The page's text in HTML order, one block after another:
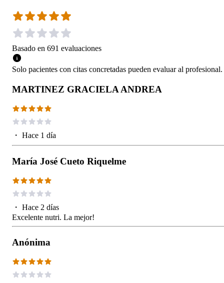
Basado en 691 evaluaciones
Solo pacientes con citas concretadas pueden evaluar al profesional.
MARTINEZ GRACIELA ANDREA
・ Hace 1 día
María José Cueto Riquelme
・ Hace 2 días
Excelente nutri. La mejor!
Anónima